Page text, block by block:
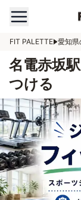
FIT PALETTE 愛知県
名電赤坂
つける